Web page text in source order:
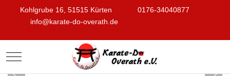
Kohlgrube 16, 51515 Kürten
0176-34040877
info@karate-do-overath.de
Mobile Menu Toggle